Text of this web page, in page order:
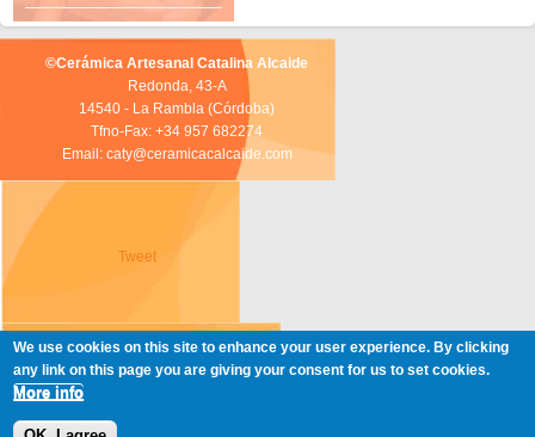
©Cerámica Artesanal Catalina Alcaide
Redonda, 43-A
14540 - La Rambla (Córdoba)
Tfno-Fax: +34 957 682274
Email: caty@ceramicacalcaide.com
Tweet
We use cookies on this site to enhance your user experience. By clicking
any link on this page you are giving your consent for us to set cookies.
More info